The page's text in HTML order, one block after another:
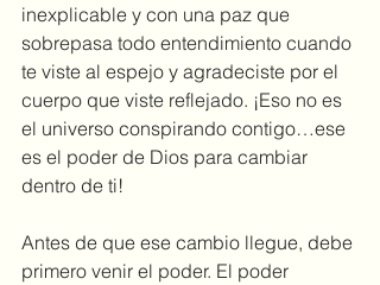
inexplicable y con una paz que
sobrepasa todo entendimiento cuando
te viste al espejo y agradeciste por el
cuerpo que viste reflejado. ¡Eso no es
el universo conspirando contigo…ese
es el poder de Dios para cambiar
dentro de ti!
Antes de que ese cambio llegue, debe
primero venir el poder. El poder